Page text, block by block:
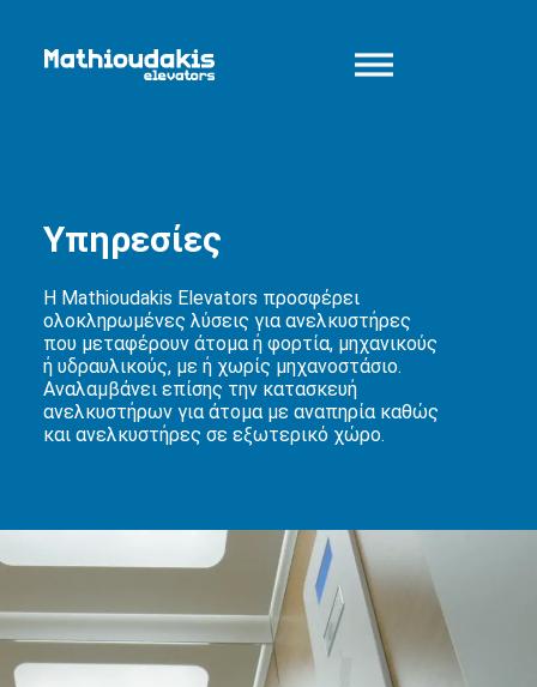
Yπηρεσίες
H Mathioudakis Elevators προσφέρει
ολοκληρωμένες λύσεις για ανελκυστήρες
που μεταφέρουν άτομα ή φορτία, μηχανικούς
ή υδραυλικούς, με ή χωρίς μηχανοστάσιο.
Αναλαμβάνει επίσης την κατασκευή
ανελκυστήρων για άτομα με αναπηρία καθώς
και ανελκυστήρες σε εξωτερικό χώρο.